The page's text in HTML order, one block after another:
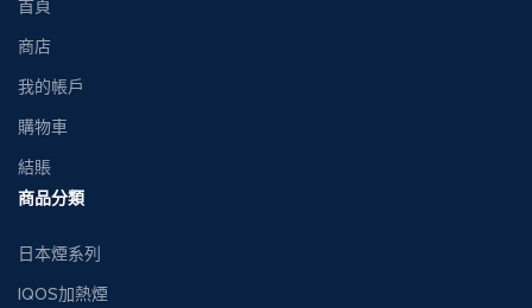
首頁
商店
我的帳戶
購物車
結賬
商品分類
日本煙系列
IQOS加熱煙